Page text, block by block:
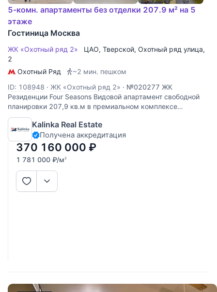
5-комн. апартаменты без отделки 207.9 м² на 5
этаже
Гостиница Москва
ЖК «Охотный ряд 2» ЦАО, Тверской, Охотный ряд улица,
2
Охотный Ряд
~2 мин. пешком
ID: 108948 · ЖК «Охотный ряд 2» · №020277 ЖК
Резиденции Four Seasons Видовой апартамент свободной
планировки 207,9 кв.м в премиальном комплексе
«Гостиница Москва». В апартаменте можно спланировать:
гостиную-столовую, четыре спальни, 3 ванные комнаты.
Панорамные окна в пол.
Kalinka Real Estate
Получена аккредитация
370 160 000 ₽
1 781 000 ₽/м2